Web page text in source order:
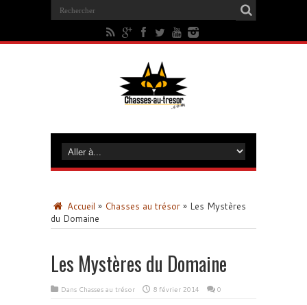
Accueil » Chasses au trésor » Les Mystères
du Domaine
Les Mystères du Domaine
Dans Chasses au trésor 8 février 2014 0